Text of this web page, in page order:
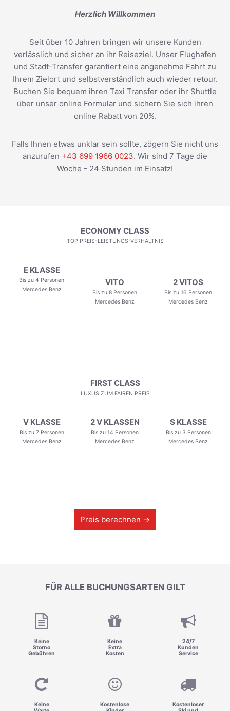
Herzlich Willkommen
Seit über 10 Jahren bringen wir unsere Kunden
verlässlich und sicher an ihr Reiseziel. Unser Flughafen
und Stadt-Transfer garantiert eine angenehme Fahrt zu
Ihrem Zielort und selbstverständlich auch wieder retour.
Buchen Sie bequem ihren Taxi Transfer oder ihr Shuttle
über unser online Formular und sichern Sie sich ihren
online Rabatt von 20%.
Falls Ihnen etwas unklar sein sollte, zögern Sie nicht uns
anzurufen +43 699 1966 0023. Wir sind 7 Tage die
Woche - 24 Stunden im Einsatz!
ECONOMY CLASS
TOP PREIS-LEISTUNGS-VERHÄLTNIS
E KLASSE
Bis zu 4 Personen
Mercedes Benz
VITO
Bis zu 8 Personen
Mercedes Benz
2 VITOS
Bis zu 16 Personen
Mercedes Benz
FIRST CLASS
LUXUS ZUM FAIREN PREIS
V KLASSE
Bis zu 7 Personen
Mercedes Benz
2 V KLASSEN
Bis zu 14 Personen
Mercedes Benz
S KLASSE
Bis zu 3 Personen
Mercedes Benz
Preis berechnen →
FÜR ALLE BUCHUNGSARTEN GILT
Keine
Storno
Gebühren
Keine
Extra
Kosten
24/7
Kunden
Service
Keine
Kostenlose
Kostenloser